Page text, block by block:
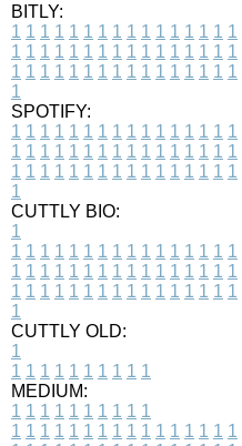
BITLY:
1 1 1 1 1 1 1 1 1 1 1 1 1 1 1 1
1 1 1 1 1 1 1 1 1 1 1 1 1 1 1 1
1 1 1 1 1 1 1 1 1 1 1 1 1 1 1 1
1
SPOTIFY:
1 1 1 1 1 1 1 1 1 1 1 1 1 1 1 1
1 1 1 1 1 1 1 1 1 1 1 1 1 1 1 1
1 1 1 1 1 1 1 1 1 1 1 1 1 1 1 1
1
CUTTLY BIO:
1
1 1 1 1 1 1 1 1 1 1 1 1 1 1 1 1
1 1 1 1 1 1 1 1 1 1 1 1 1 1 1 1
1 1 1 1 1 1 1 1 1 1 1 1 1 1 1 1
1
CUTTLY OLD:
1
1 1 1 1 1 1 1 1 1 1
MEDIUM:
1 1 1 1 1 1 1 1 1 1
1 1 1 1 1 1 1 1 1 1 1 1 1 1 1 1